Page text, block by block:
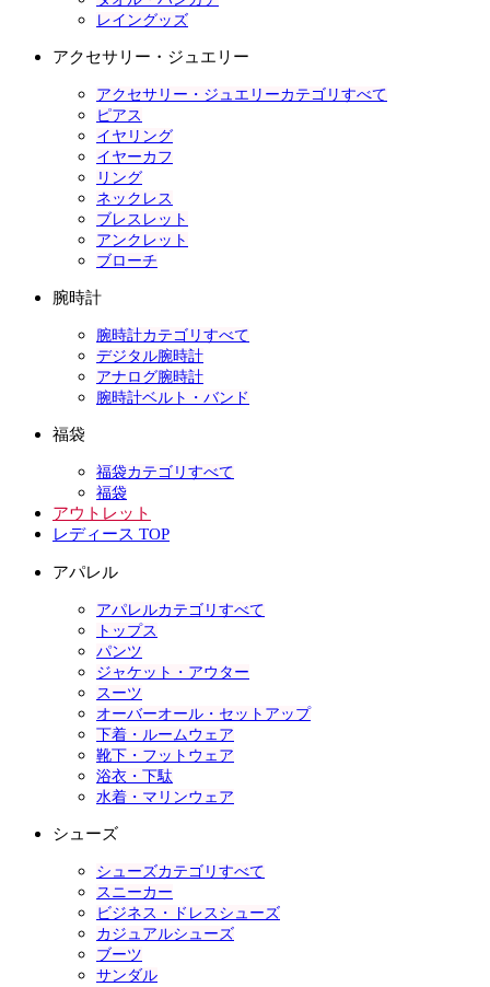
レイングッズ
アクセサリー・ジュエリー
アクセサリー・ジュエリーカテゴリすべて
ピアス
イヤリング
イヤーカフ
リング
ネックレス
ブレスレット
アンクレット
ブローチ
腕時計
腕時計カテゴリすべて
デジタル腕時計
アナログ腕時計
腕時計ベルト・バンド
福袋
福袋カテゴリすべて
福袋
アウトレット
レディース TOP
アパレル
アパレルカテゴリすべて
トップス
パンツ
ジャケット・アウター
スーツ
オーバーオール・セットアップ
下着・ルームウェア
靴下・フットウェア
浴衣・下駄
水着・マリンウェア
シューズ
シューズカテゴリすべて
スニーカー
ビジネス・ドレスシューズ
カジュアルシューズ
ブーツ
サンダル